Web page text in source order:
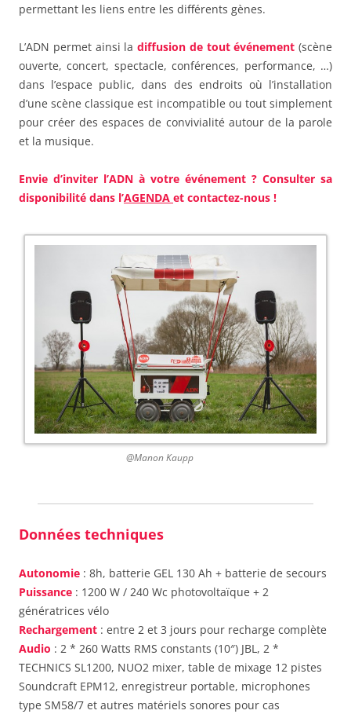
permettant les liens entre les différents gènes.
L’ADN permet ainsi la diffusion de tout événement (scène
ouverte, concert, spectacle, conférences, performance, …)
dans l’espace public, dans des endroits où l’installation
d’une scène classique est incompatible ou tout simplement
pour créer des espaces de convivialité autour de la parole
et la musique.
Envie d’inviter l’ADN à votre événement ? Consulter sa
disponibilité dans l’AGENDA et contactez-nous !
@Manon Kaupp
Données techniques
Autonomie : 8h, batterie GEL 130 Ah + batterie de secours
Puissance : 1200 W / 240 Wc photovoltaïque + 2
génératrices vélo
Rechargement : entre 2 et 3 jours pour recharge complète
Audio : 2 * 260 Watts RMS constants (10″) JBL, 2 *
TECHNICS SL1200, NUO2 mixer, table de mixage 12 pistes
Soundcraft EPM12, enregistreur portable, microphones
type SM58/7 et autres matériels sonores pour cas